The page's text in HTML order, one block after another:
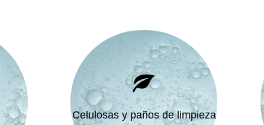
Celulosas y paños de limpieza